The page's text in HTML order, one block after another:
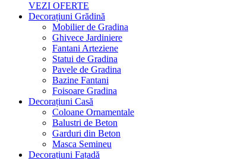
VEZI OFERTE
Decorațiuni Grădină
Mobilier de Gradina
Ghivece Jardiniere
Fantani Arteziene
Statui de Gradina
Pavele de Gradina
Bazine Fantani
Foisoare Gradina
Decorațiuni Casă
Coloane Ornamentale
Balustri de Beton
Garduri din Beton
Masca Semineu
Decorațiuni Fațadă